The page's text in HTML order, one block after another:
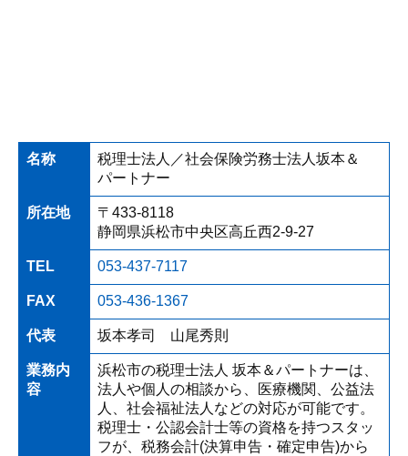
名称
税理士法人／社会保険労務士法人坂本＆
パートナー
所在地
〒433-8118
静岡県浜松市中央区高丘西2-9-27
TEL 053-437-7117
FAX 053-436-1367
代表 坂本孝司 山尾秀則
業務内
容
浜松市の税理士法人 坂本＆パートナーは、
法人や個人の相談から、医療機関、公益法
人、社会福祉法人などの対応が可能です。
税理士・公認会計士等の資格を持つスタッ
フが、税務会計(決算申告・確定申告)から